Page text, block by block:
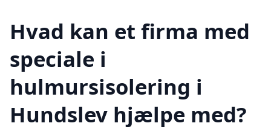
Hvad kan et firma med
speciale i
hulmursisolering i
Hundslev hjælpe med?